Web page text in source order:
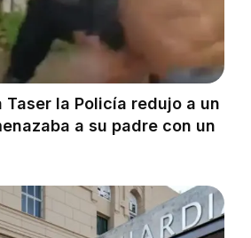
Taser la Policía redujo a un
a su padre con un